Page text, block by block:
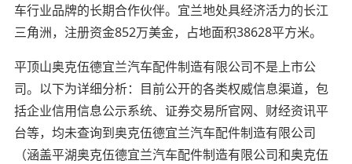
车行业品牌的长期合作伙伴。宜兰地处具经济活力的长江
三角洲，注册资金852万美金，占地面积38628平方米。
平顶山奥克伍德宜兰汽车配件制造有限公司不是上市公
司。以下为详细分析：目前公开的各类权威信息渠道，包
括企业信用信息公示系统、证券交易所官网、财经资讯平
台等，均未查询到奥克伍德宜兰汽车配件制造有限公司
（涵盖平湖奥克伍德宜兰汽车配件制造有限公司和奥克伍